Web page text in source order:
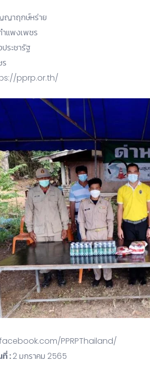
าฤกษ์หร่าย
แพงเพชร
ระชารัฐ
pprp.or.th/
PPRPThailand/
ที่ :2 มกราคม 2565